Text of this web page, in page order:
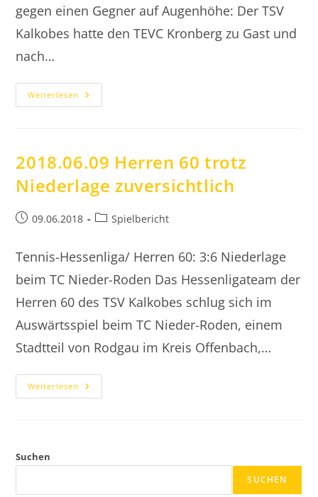
gegen einen Gegner auf Augenhöhe: Der TSV
Kalkobes hatte den TEVC Kronberg zu Gast und
nach…
Weiterlesen 2018.06.16
Herren
2018.06.09 Herren 60 trotz
Niederlage zuversichtlich
Beitrag09.06.2018
Beitrags-
Spielbericht
Tennis-Hessenliga/ Herren 60: 3:6 Niederlage
beim TC Nieder-Roden Das Hessenligateam der
Herren 60 des TSV Kalkobes schlug sich im
Auswärtsspiel beim TC Nieder-Roden, einem
Stadtteil von Rodgau im Kreis Offenbach,…
Weiterlesen 2018.06.09
Herren
Suchen
SUCHEN